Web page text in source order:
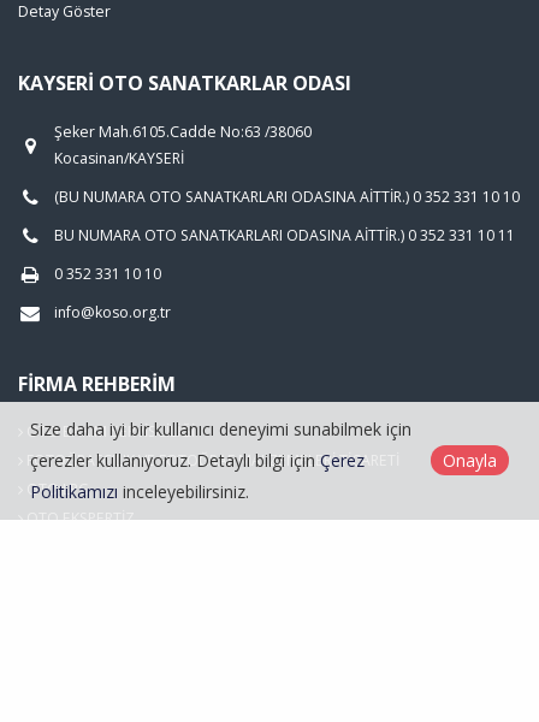
Detay Göster
KAYSERI OTO SANATKARLAR ODASI
Şeker Mah.6105.Cadde No:63 /38060
Kocasinan/KAYSERİ
(BU NUMARA OTO SANATKARLARI ODASINA AİTTİR.) 0 352 331 10 10
BU NUMARA OTO SANATKARLARI ODASINA AİTTİR.) 0 352 331 10 11
0 352 331 10 10
info@koso.org.tr
FIRMA REHBERIM
OTO BAKIM SERVİSCİLİĞİ
FOTOĞRAFÇILIK VE FOTOĞRAF MALZEMELERİ TİCARETİ
OTO LPG
OTO EKSPERTİZ
Size daha iyi bir kullanıcı deneyimi sunabilmek için
çerezler kullanıyoruz. Detaylı bilgi için Çerez
Politikamızı inceleyebilirsiniz.
Onayla